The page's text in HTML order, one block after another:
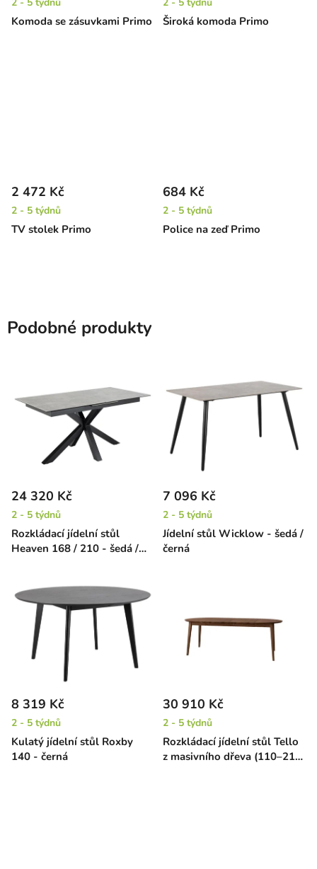
Komoda se zásuvkami Primo Široká komoda Primo
TV stolek Primo
2 472 Kč
2 - 5 týdnů
Police na zeď Primo
684 Kč
2 - 5 týdnů
Podobné produkty
Rozkládací jídelní stůl
Heaven 168 / 210 - šedá /
24 320 Kč
2 - 5 týdnů
Jídelní stůl Wicklow - šedá /
černá
7 096 Kč
2 - 5 týdnů
Kulatý jídelní stůl Roxby
140 - černá
8 319 Kč
2 - 5 týdnů
Rozkládací jídelní stůl Tello
z masivního dřeva (110–210
30 910 Kč
2 - 5 týdnů